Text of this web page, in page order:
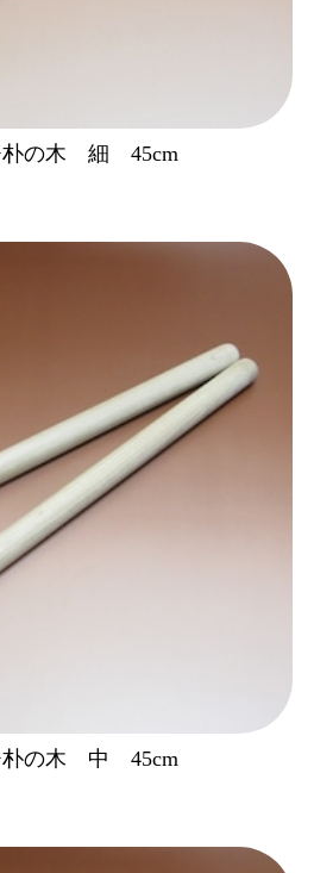
朴の木 細 45cm
朴の木 中 45cm